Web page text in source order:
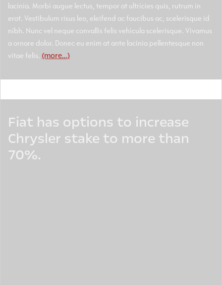
lacinia. Morbi augue lectus, tempor at ultricies quis, rutrum in
erat. Vestibulum risus leo, eleifend ac faucibus ac, scelerisque id
nibh. Nunc vel neque convallis felis vehicula scelerisque. Vivamus
a ornare dolor. Donec eu enim at ante lacinia pellentesque non
vitae felis. (more…)
Fiat has options to increase
Chrysler stake to more than
70%.